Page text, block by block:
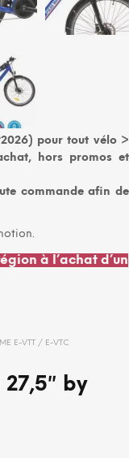
pour tout vélo >
hors promos et
commande afin de
à l’achat d’un
E-VTT / E-VTC
by